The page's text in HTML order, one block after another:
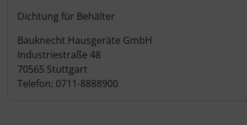
Produktbeschreibung
Dichtung für Behälter
Bauknecht Hausgeräte GmbH
Industriestraße 48
70565 Stuttgart
Telefon: 0711-8888900